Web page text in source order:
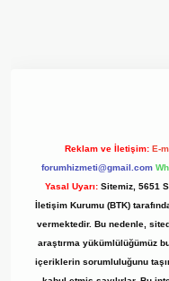
Reklam ve İletişim: E-
forumhizmeti@gmail.com
Yasal Uyarı: Sitemiz, 5651
İletişim Kurumu (BTK)
vermektedir. Bu nedenle,
araştırma yükümlülüğümüz
içeriklerin sorumluluğunu